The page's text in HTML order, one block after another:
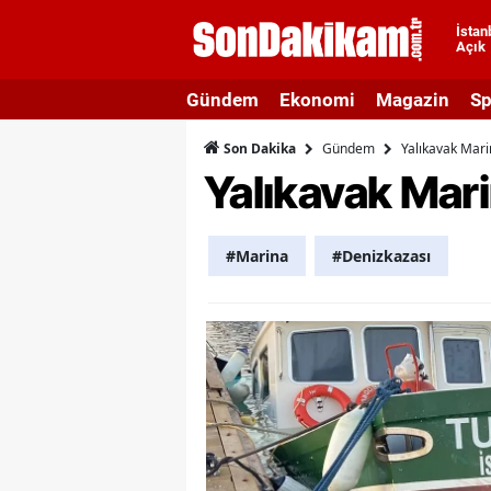
Açık
Gündem Ekonomi Magazin
Son Dakika Gündem Yalıkavak
Yalıkavak
#Marina #Denizkazası